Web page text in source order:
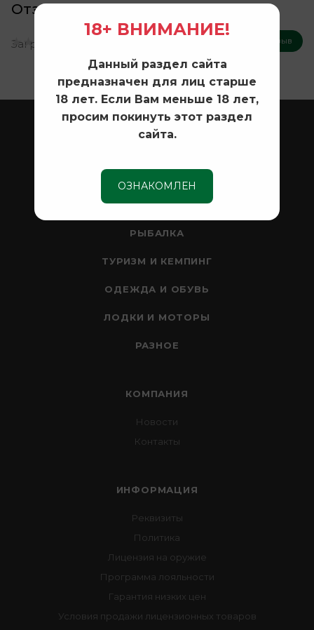
Отзывы
Оставить отзыв
Загрузка отзывов...
ОХОТА
НОЖИ
РЫБАЛКА
ТУРИЗМ И КЕМПИНГ
ОДЕЖДА И ОБУВЬ
ЛОДКИ И МОТОРЫ
РАЗНОЕ
КОМПАНИЯ
Новости
Контакты
ИНФОРМАЦИЯ
Реквизиты
Политика
Лицензия на оружие
Программа лояльности
Гарантия низких цен
Условия продажи лицензионных товаров
18+ ВНИМАНИЕ!
Данный раздел сайта
предназначен для лиц старше
18 лет. Если Вам меньше 18 лет,
просим покинуть этот раздел
сайта.
ОЗНАКОМЛЕН